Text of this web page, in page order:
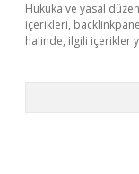
Hukuka ve yasal
içerikleri,
halinde, ilgili içerikler